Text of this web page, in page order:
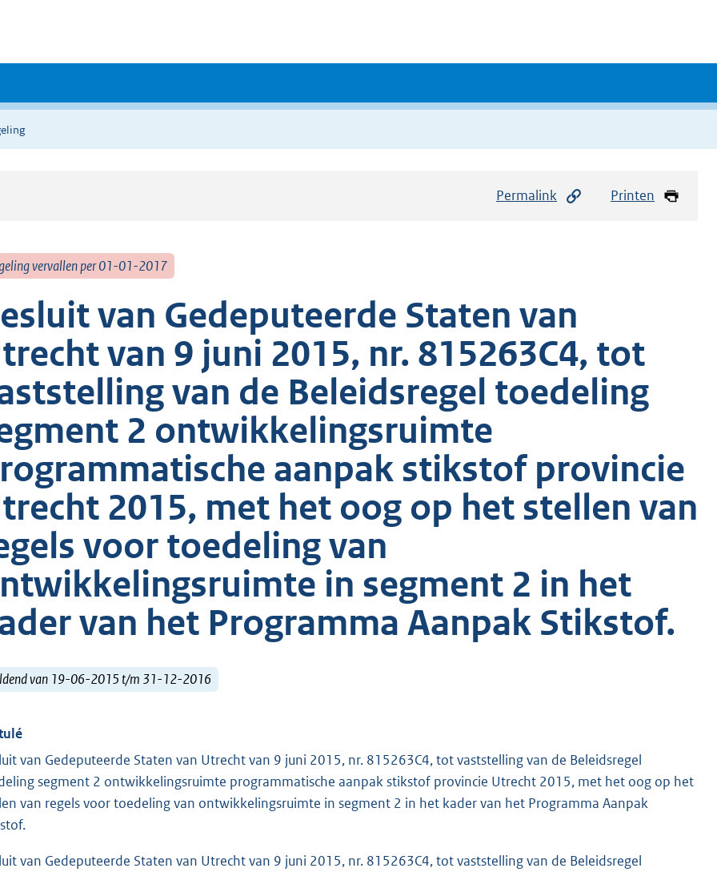
Permalink Printen
vervallen per 01-01-2017
van Gedeputeerde Staten van
van 9 juni 2015, nr. 815263C4, tot
van de Beleidsregel toedeling
2 ontwikkelingsruimte
aanpak stikstof provincie
2015, met het oog op het stellen van
voor toedeling van
in segment 2 in het
van het Programma Aanpak Stikstof.
van 19-06-2015 t/m 31-12-2016
van Gedeputeerde Staten van Utrecht van 9 juni 2015, nr. 815263C4, tot vaststelling van de Beleidsregel
segment 2 ontwikkelingsruimte programmatische aanpak stikstof provincie Utrecht 2015, met het oog op het
van regels voor toedeling van ontwikkelingsruimte in segment 2 in het kader van het Programma Aanpak
van Gedeputeerde Staten van Utrecht van 9 juni 2015, nr. 815263C4, tot vaststelling van de Beleidsregel